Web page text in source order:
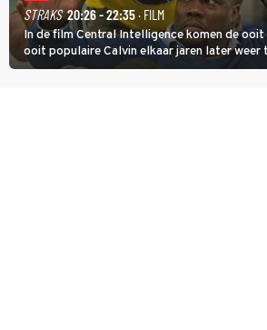
STRAKS 20:26 - 22:35· FILM
In de film Central Intelligence komen de
ooit populaire Calvin elkaar jaren later weer
inmiddels supergespierd en werkzaam voor